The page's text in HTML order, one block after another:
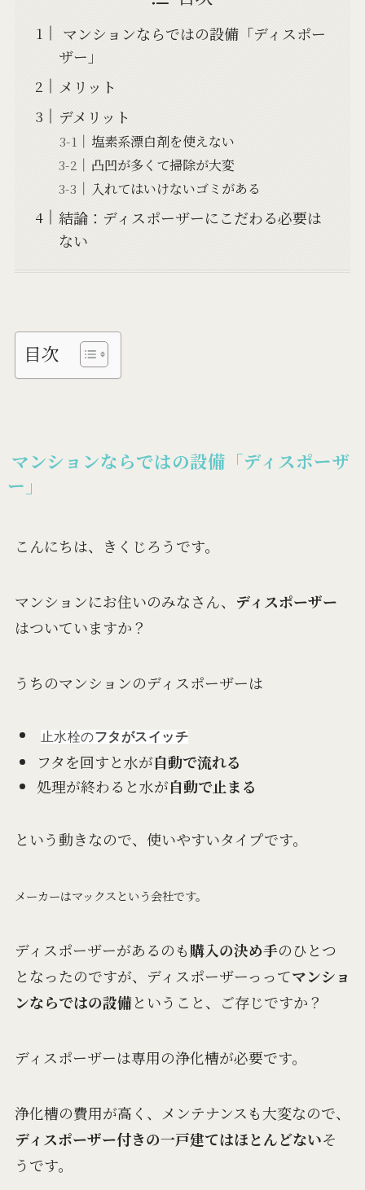
マンションならではの設備「ディスポー
ザー」
メリット
デメリット
塩素系漂白剤を使えない
凸凹が多くて掃除が大変
入れてはいけないゴミがある
結論：ディスポーザーにこだわる必要は
ない
目次
マンションならではの設備「ディスポーザ
ー」
こんにちは、きくじろうです。
マンションにお住いのみなさん、 ディスポーザー
はついていますか？
うちのマンションのディスポーザーは
止水栓のフタがスイッチ
フタを回すと水が自動で流れる
処理が終わると水が自動で止まる
という動きなので、使いやすいタイプです。
メーカーはマックスという会社です。
ディスポーザーがあるのも購入の決め手のひとつ
となったのですが、ディスポーザーっってマンショ
ンならではの設備ということ、ご存じですか？
ディスポーザーは専用の浄化槽が必要です。
浄化槽の費用が高く、メンテナンスも大変なので、
ディスポーザー付きの一戸建てはほとんどないそ
うです。